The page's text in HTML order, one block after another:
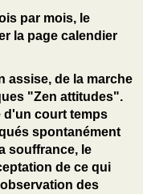
par mois, le
la page calendier
assise, de la marche
"Zen attitudes".
d'un court temps
spontanément
souffrance, le
de ce qui
des